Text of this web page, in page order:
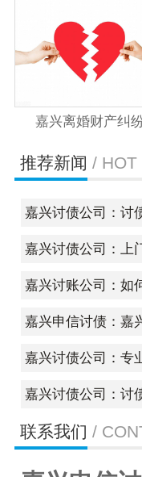
嘉兴离婚财产纠
推荐新闻 / HOT
嘉兴讨债公司：讨
嘉兴讨债公司：上
嘉兴讨账公司：如
嘉兴申信讨债：嘉
嘉兴讨债公司：专
嘉兴讨债公司：讨
联系我们 /